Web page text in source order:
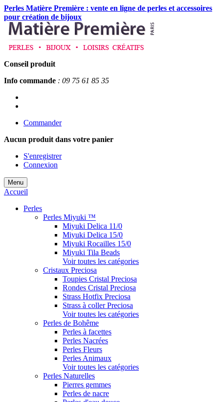
Perles Matière Première : vente en ligne de perles et accessoires
pour création de bijoux
Conseil produit
Info commande : 09 75 61 85 35
Commander
Aucun produit dans votre panier
S'enregistrer
Connexion
Menu
Accueil
Perles
Perles Miyuki ™
Miyuki Delica 11/0
Miyuki Delica 15/0
Miyuki Rocailles 15/0
Miyuki Tila Beads
Voir toutes les catégories
Cristaux Preciosa
Toupies Cristal Preciosa
Rondes Cristal Preciosa
Strass Hotfix Preciosa
Strass à coller Preciosa
Voir toutes les catégories
Perles de Bohême
Perles à facettes
Perles Nacrées
Perles Fleurs
Perles Animaux
Voir toutes les catégories
Perles Naturelles
Pierres gemmes
Perles de nacre